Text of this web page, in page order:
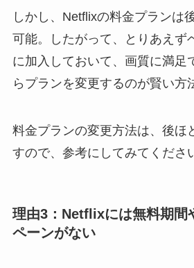
しかし、Netflixの料金プランは
可能。したがって、とりあえず
に加入しておいて、画質に満足
らプランを変更するのが賢い方
料金プランの変更方法は、後ほ
すので、参考にしてみてくださ
理由3：Netflixには無料期間
ペーンがない